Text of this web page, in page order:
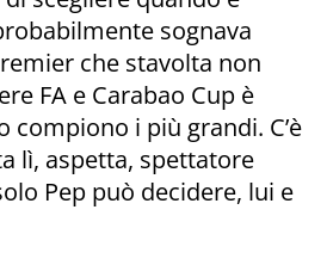
sognava
che stavolta non
FA e Carabao Cup è
compiono i più grandi. C’è
lì, aspetta, spettatore
Pep può decidere, lui e